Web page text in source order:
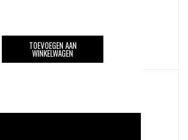
TOEVOEGEN AAN
WINKELWAGEN